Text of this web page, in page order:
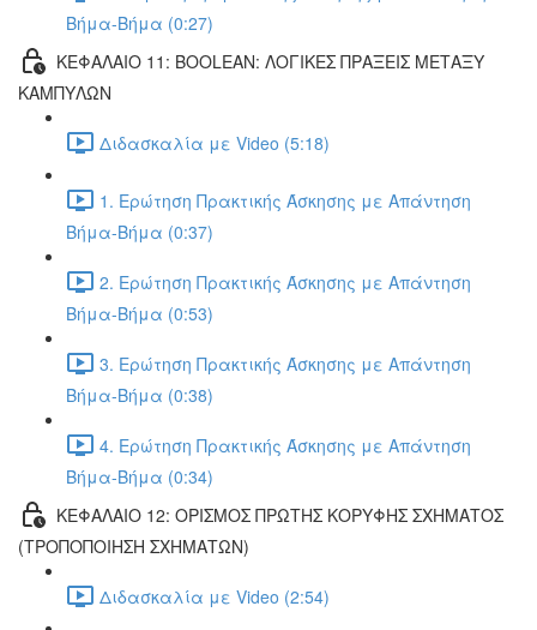
Βήμα-Βήμα (0:27)
ΚΕΦΑΛΑΙΟ 11: BOOLEAN: ΛΟΓΙΚΕΣ ΠΡΑΞΕΙΣ ΜΕΤΑΞΥ
ΚΑΜΠΥΛΩΝ
Διδασκαλία με Video (5:18)
1. Ερώτηση Πρακτικής Άσκησης με Απάντηση
Βήμα-Βήμα (0:37)
2. Ερώτηση Πρακτικής Άσκησης με Απάντηση
Βήμα-Βήμα (0:53)
3. Ερώτηση Πρακτικής Άσκησης με Απάντηση
Βήμα-Βήμα (0:38)
4. Ερώτηση Πρακτικής Άσκησης με Απάντηση
Βήμα-Βήμα (0:34)
ΚΕΦΑΛΑΙΟ 12: ΟΡΙΣΜΟΣ ΠΡΩΤΗΣ ΚΟΡΥΦΗΣ ΣΧΗΜΑΤΟΣ
(ΤΡΟΠΟΠΟΙΗΣΗ ΣΧΗΜΑΤΩΝ)
Διδασκαλία με Video (2:54)